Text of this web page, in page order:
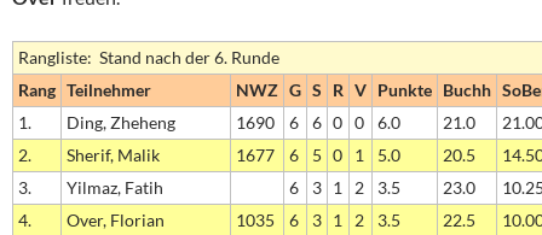
Rangliste: Stand nach der 6. Runde
Rang Teilnehmer NWZ G S R V Punkte Buchh
1.
Ding, Zheheng 1690 6 6 0 0 6.0 21.0
2.
Sherif, Malik 1677 6 5 0 1 5.0 20.5
3.
Yilmaz, Fatih 6 3 1 2 3.5 23.0
4.
Over, Florian 1035 6 3 1 2 3.5 22.5